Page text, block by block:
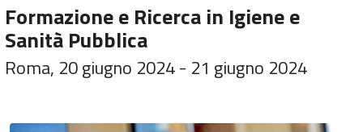
Formazione e Ricerca in Igiene e
Sanità Pubblica
Roma, 20 giugno 2024 - 21 giugno 2024